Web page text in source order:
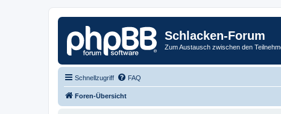
Schlacken-Forum
Zum Austausch zwischen den
Schnellzugriff FAQ
Foren-Übersicht